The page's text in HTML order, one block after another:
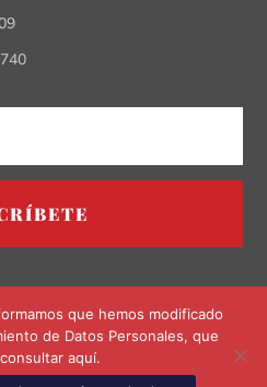
que hemos modificado
de Datos Personales, que
aquí.